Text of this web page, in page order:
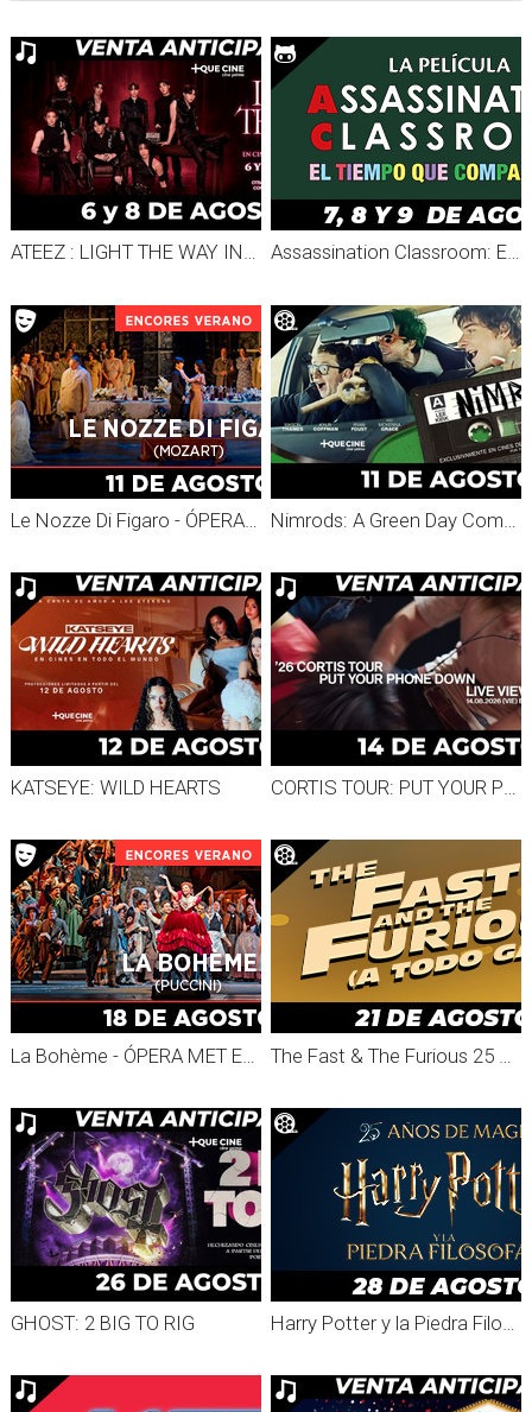
ATEEZ : LIGHT THE WAY IN CINEMAS Assassination Classroom: El tiempo que compartimos
Le Nozze Di Figaro - ÓPERA MET ENCORES 2026
KATSEYE: WILD HEARTS CORTIS TOUR: PUT YOUR PHONE DOWN
La Bohème - ÓPERA MET ENCORES 2026
GHOST: 2 BIG TO RIG Harry Potter y la Piedra Filosofal 25 Aniversario